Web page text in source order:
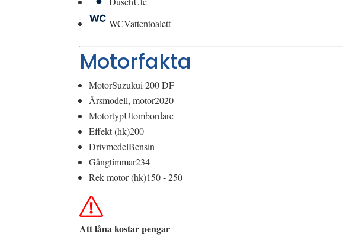
WCVattentoalett
Motorfakta
MotorSuzukui 200 DF
Årsmodell, motor2020
MotortypUtombordare
Effekt (hk)200
DrivmedelBensin
Gångtimmar234
Rek motor (hk)150 - 250
Att låna kostar pengar